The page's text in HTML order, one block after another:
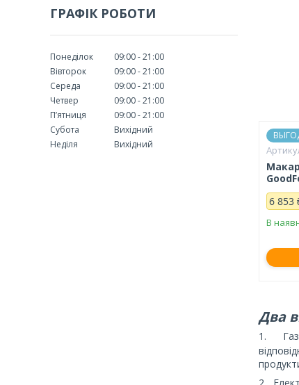
6 853
В
Два
1.
ГРАФІК РОБОТИ
Понеділок 09:00 21:00
Вівторок
09:00 21:00
Середа
09:00 21:00
Четвер
09:00 21:00
Пʼятниця
09:00 21:00
Субота
Вихідний
Неділя
Вихідний